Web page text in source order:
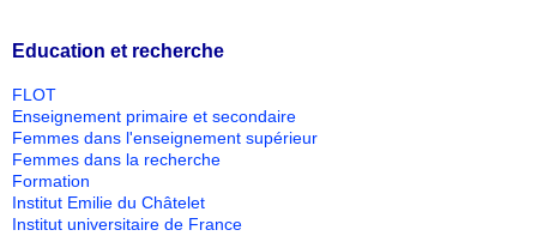
Education et recherche
FLOT
Enseignement primaire et secondaire
Femmes dans l'enseignement supérieur
Femmes dans la recherche
Formation
Institut Emilie du Châtelet
Institut universitaire de France